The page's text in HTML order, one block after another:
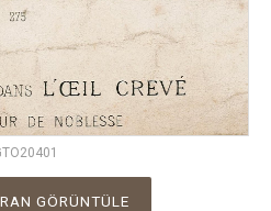
GÖRÜNTÜLE